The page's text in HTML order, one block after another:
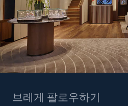
브레게 팔로우하기